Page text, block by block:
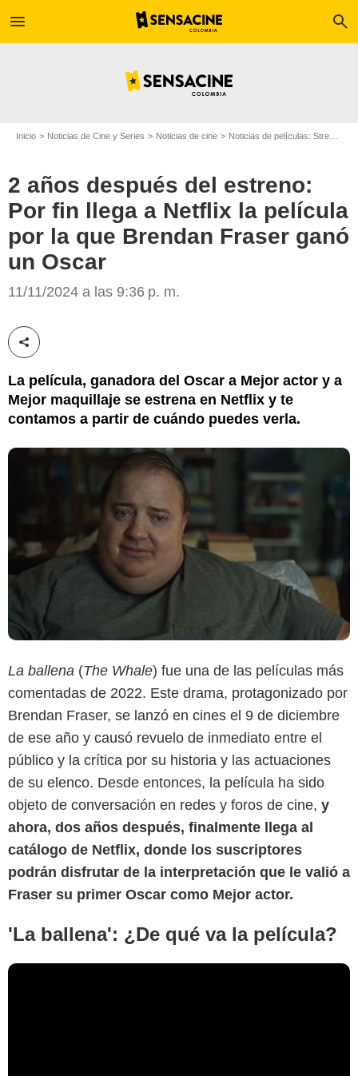
menu search
Inicio Noticias de Cine y Series Noticias de cine Noticias de películas: Streaming
2 años después del estreno:
Por fin llega a Netflix la película
por la que Brendan Fraser ganó
un Oscar
11/11/2024 a las 9:36 p. m.
Compartir esta noticia
La película, ganadora del Oscar a Mejor actor y a
Mejor maquillaje se estrena en Netflix y te
contamos a partir de cuándo puedes verla.
La ballena (The Whale) fue una de las películas más
comentadas de 2022. Este drama, protagonizado por
Brendan Fraser, se lanzó en cines el 9 de diciembre
de ese año y causó revuelo de inmediato entre el
público y la crítica por su historia y las actuaciones
de su elenco. Desde entonces, la película ha sido
objeto de conversación en redes y foros de cine, y
ahora, dos años después, finalmente llega al
catálogo de Netflix, donde los suscriptores
podrán disfrutar de la interpretación que le valió a
Fraser su primer Oscar como Mejor actor.
'La ballena': ¿De qué va la película?